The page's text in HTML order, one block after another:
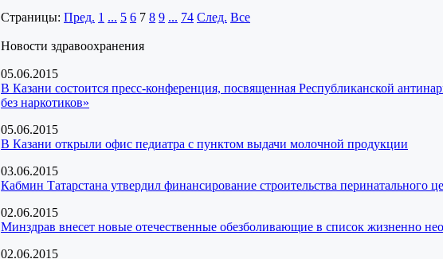
Страницы: Пред. 1 ... 5 6 7 8 9 ... 74 След. Все
Новости здравоохранения
05.06.2015
В Казани состоится пресс-конференция, посвященная Республиканской
без наркотиков»
05.06.2015
В Казани открыли офис педиатра с пунктом выдачи молочной продукции
03.06.2015
Кабмин Татарстана утвердил финансирование строительства перинатального
02.06.2015
Минздрав внесет новые отечественные обезболивающие в список жизненно
02.06.2015